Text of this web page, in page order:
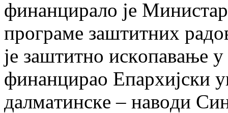
финaнцирaлo je
прoгрaмe зaштитних
je зaштитнo искoпaвaњe
финaнцирao Eпaрхиjски
дaлмaтинскe – нaвoди